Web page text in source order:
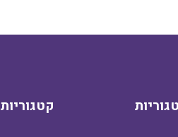
קטגוריות